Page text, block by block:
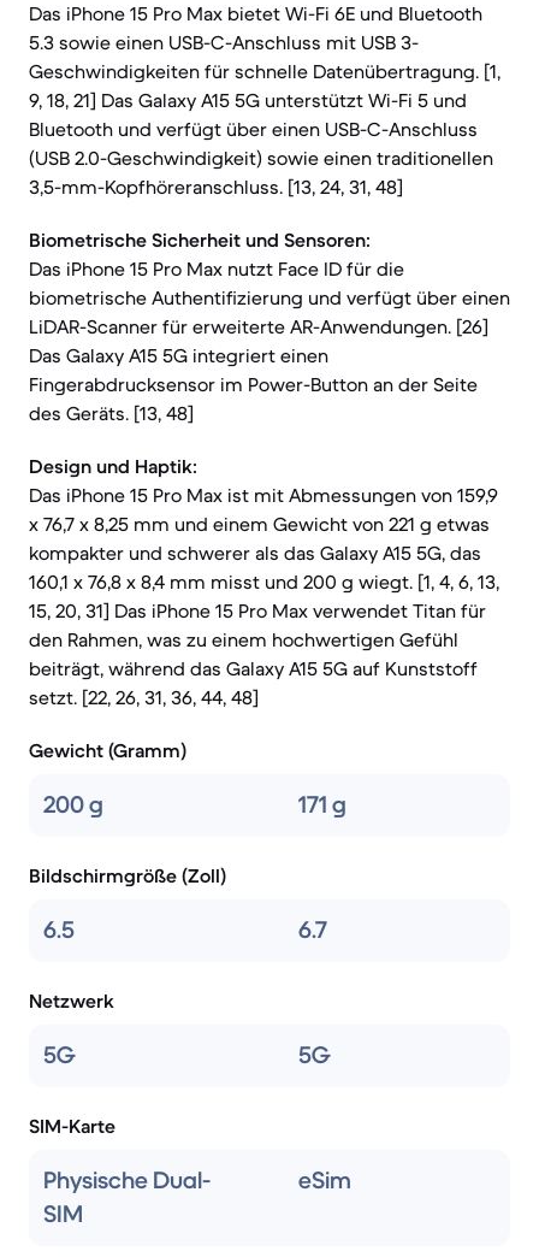
Das iPhone 15 Pro Max bietet Wi-Fi 6E und Bluetooth
5.3 sowie einen USB-C-Anschluss mit USB 3-
Geschwindigkeiten für schnelle Datenübertragung. [1,
9, 18, 21] Das Galaxy A15 5G unterstützt Wi-Fi 5 und
Bluetooth und verfügt über einen USB-C-Anschluss
(USB 2.0-Geschwindigkeit) sowie einen traditionellen
3,5-mm-Kopfhöreranschluss. [13, 24, 31, 48]
Biometrische Sicherheit und Sensoren:
Das iPhone 15 Pro Max nutzt Face ID für die
biometrische Authentifizierung und verfügt über einen
LiDAR-Scanner für erweiterte AR-Anwendungen. [26]
Das Galaxy A15 5G integriert einen
Fingerabdrucksensor im Power-Button an der Seite
des Geräts. [13, 48]
Design und Haptik:
Das iPhone 15 Pro Max ist mit Abmessungen von 159,9
x 76,7 x 8,25 mm und einem Gewicht von 221 g etwas
kompakter und schwerer als das Galaxy A15 5G, das
160,1 x 76,8 x 8,4 mm misst und 200 g wiegt. [1, 4, 6, 13,
15, 20, 31] Das iPhone 15 Pro Max verwendet Titan für
den Rahmen, was zu einem hochwertigen Gefühl
beiträgt, während das Galaxy A15 5G auf Kunststoff
setzt. [22, 26, 31, 36, 44, 48]
Gewicht (Gramm)
200 g 171 g
Bildschirmgröße (Zoll)
6.5 6.7
Netzwerk
5G 5G
SIM-Karte
Physische Dual-
SIM
eSim